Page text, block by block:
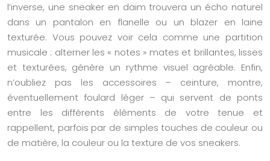
l’inverse, une sneaker en daim trouvera un écho naturel
dans un pantalon en flanelle ou un blazer en laine
texturée. Vous pouvez voir cela comme une partition
musicale : alterner les « notes » mates et brillantes, lisses
et texturées, génère un rythme visuel agréable. Enfin,
n’oubliez pas les accessoires – ceinture, montre,
éventuellement foulard léger – qui servent de ponts
entre les différents éléments de votre tenue et
rappellent, parfois par de simples touches de couleur ou
de matière, la couleur ou la texture de vos sneakers.